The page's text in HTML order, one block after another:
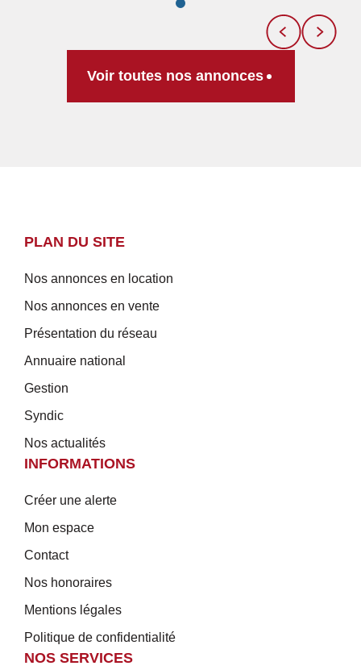
Voir toutes nos annonces
PLAN DU SITE
Nos annonces en location
Nos annonces en vente
Présentation du réseau
Annuaire national
Gestion
Syndic
Nos actualités
INFORMATIONS
Créer une alerte
Mon espace
Contact
Nos honoraires
Mentions légales
Politique de confidentialité
NOS SERVICES